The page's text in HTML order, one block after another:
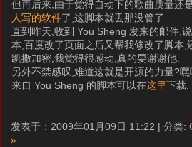
但再后来,由于觉得自动下的歌曲质量还
人写的软件了,这脚本就丢那没管了.
直到昨天,收到 You Sheng 发来的邮件,
本,百度改了页面之后又帮我修改了脚本,
凯撒加密,我觉得很感动,真的要谢谢他.
另外不禁感叹,难道这就是开源的力量?嘿
来自 You Sheng 的脚本可以在这里下载.
发表于：2009年01月09日 11:22 | 分类:
»